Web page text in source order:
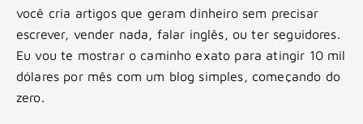
você cria artigos que geram dinheiro sem precisar
escrever, vender nada, falar inglês, ou ter seguidores.
Eu vou te mostrar o caminho exato para atingir 10 mil
dólares por mês com um blog simples, começando do
zero.